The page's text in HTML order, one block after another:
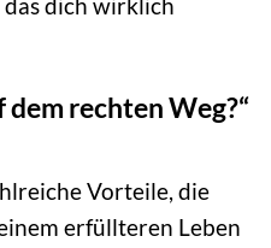
rechten Weg?“
Vorteile, die
erfüllteren Leben